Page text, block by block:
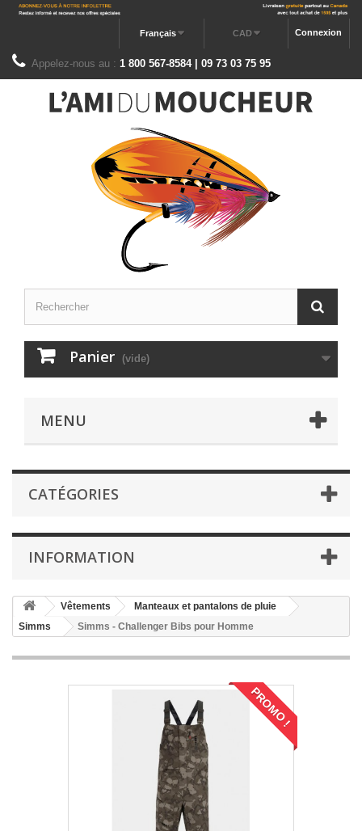
Connexion
CAD
Français
Appelez-nous au : 1 800 567-8584 | 09 73 03 75 95
Panier (vide)
MENU
CATÉGORIES
INFORMATION
Vêtements
Manteaux et pantalons de pluie
Simms
Simms - Challenger Bibs pour Homme
PROMO !